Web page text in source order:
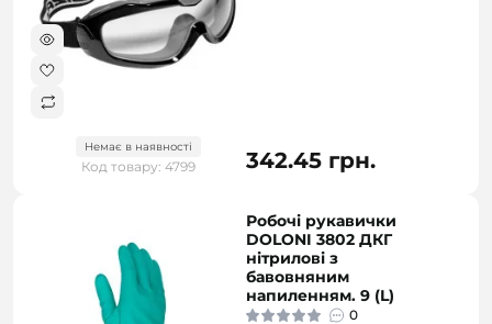
Немає в наявності
Код товару: 4799 342.45 грн.
Робочі рукавички
DOLONI 3802 ДКГ
нітрилові з
бавовняним
напиленням. 9 (L)
0